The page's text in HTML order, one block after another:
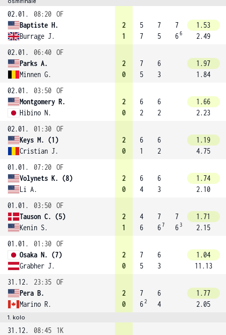
02.01. 08:20 OF
Baptiste H.
Burrage J.
2
1
5
7
7
5
7
66
1.53
2.49
02.01.
06:40 OF
Parks A.
Minnen G.
2
0
7
5
6
3
1.97
1.84
02.01.
03:50 OF
Montgomery R.
Hibino N.
2
0
6
2
6
2
1.66
2.23
02.01.
01:30 OF
Keys M. (1)
Cristian J.
2
0
6
1
6
2
1.19
4.75
01.01.
07:20 OF
Volynets K. (8)
Li A.
2
0
6
4
6
3
1.74
2.10
01.01.
03:50 OF
Tauson C. (5)
Kenin S.
2
1
4
6
7
67
7
6 3
1.71
2.15
01.01.
01:30 OF
Osaka N. (7)
Grabher J.
2
0
7
5
6
3
1.04
11.13
31.12.
23:35 OF
Pera B.
Marino R.
2
0
7
62
6
4
1.77
2.05
1. kolo
31.12. 08:45
1K